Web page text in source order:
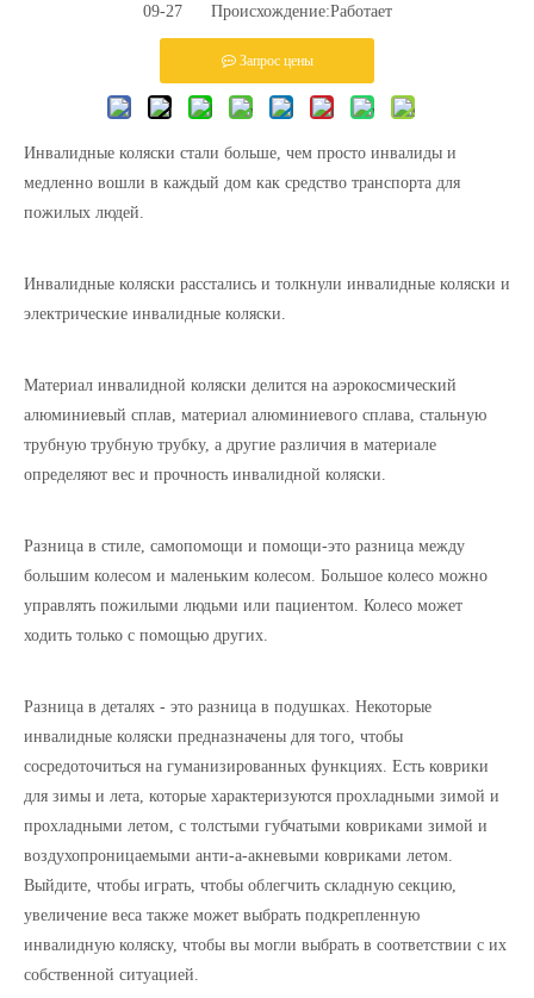
09-27 Происхождение:Работает
Запрос цены
Инвалидные коляски стали больше, чем просто инвалиды и
медленно вошли в каждый дом как средство транспорта для
пожилых людей.
Инвалидные коляски расстались и толкнули инвалидные коляски и
электрические инвалидные коляски.
Материал инвалидной коляски делится на аэрокосмический
алюминиевый сплав, материал алюминиевого сплава, стальную
трубную трубную трубку, а другие различия в материале
определяют вес и прочность инвалидной коляски.
Разница в стиле, самопомощи и помощи-это разница между
большим колесом и маленьким колесом. Большое колесо можно
управлять пожилыми людьми или пациентом. Колесо может
ходить только с помощью других.
Разница в деталях - это разница в подушках. Некоторые
инвалидные коляски предназначены для того, чтобы
сосредоточиться на гуманизированных функциях. Есть коврики
для зимы и лета, которые характеризуются прохладными зимой и
прохладными летом, с толстыми губчатыми ковриками зимой и
воздухопроницаемыми анти-а-акневыми ковриками летом.
Выйдите, чтобы играть, чтобы облегчить складную секцию,
увеличение веса также может выбрать подкрепленную
инвалидную коляску, чтобы вы могли выбрать в соответствии с их
собственной ситуацией.